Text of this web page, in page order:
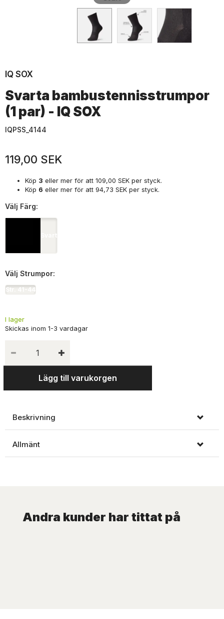
IQ SOX
Svarta bambustennisstrumpor
(1 par) - IQ SOX
IQPSS_4144
119,00 SEK
Köp 3 eller mer för att 109,00 SEK per styck.
Köp 6 eller mer för att 94,73 SEK per styck.
Välj Färg:
Svart
Välj Strumpor:
Str. 41-44
I lager
Lägg till varukorgen
Beskrivning
Allmänt
Andra kunder har tittat på